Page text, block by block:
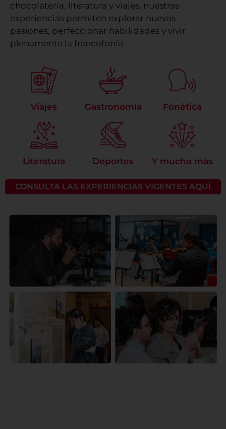
chocolatería, literatura y viajes, nuestras
experiencias permiten explorar nuevas
pasiones, perfeccionar habilidades y vivir
plenamente la francofonía.
Viajes Gastronomía Fonética
Literatura Deportes Y mucho más
CONSULTA LAS EXPERIENCIAS VIGENTES AQUÍ